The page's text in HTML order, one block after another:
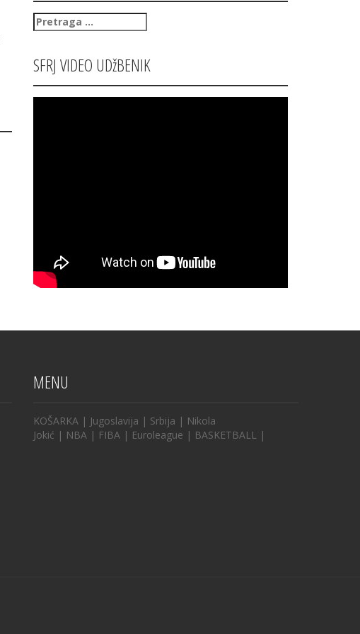
Pretraga
za:
SFRJ VIDEO UDžBENIK
MENU
KOŠARKA | Jugoslavija | Srbija | Nikola
Jokić | NBA | FIBA | Euroleague | BASKETBALL |